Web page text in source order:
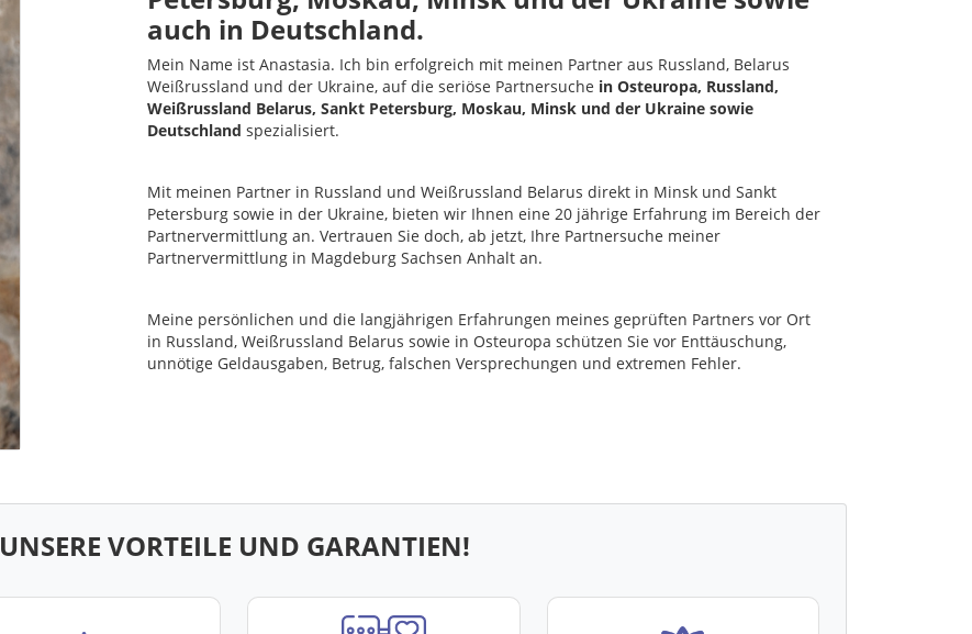
auch in Deutschland.
Mein Name ist Anastasia. Ich bin erfolgreich mit meinen Partner aus Russland, Belarus
Weißrussland und der Ukraine, auf die seriöse Partnersuche in Osteuropa, Russland,
Weißrussland Belarus, Sankt Petersburg, Moskau, Minsk und der Ukraine sowie
Deutschland spezialisiert.
Mit meinen Partner in Russland und Weißrussland Belarus direkt in Minsk und Sankt
Petersburg sowie in der Ukraine, bieten wir Ihnen eine 20 jährige Erfahrung im Bereich der
Partnervermittlung an. Vertrauen Sie doch, ab jetzt, Ihre Partnersuche meiner
Partnervermittlung in Magdeburg Sachsen Anhalt an.
Meine persönlichen und die langjährigen Erfahrungen meines geprüften Partners vor Ort
in Russland, Weißrussland Belarus sowie in Osteuropa schützen Sie vor Enttäuschung,
unnötige Geldausgaben, Betrug, falschen Versprechungen und extremen Fehler.
UNSERE VORTEILE UND GARANTIEN!